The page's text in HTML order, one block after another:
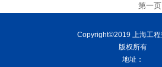
第一页
Copyright©2019 上海工程
版权所有
地址：